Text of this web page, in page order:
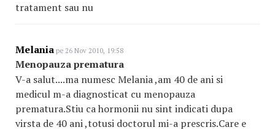
tratament sau nu
Melania pe 26 Nov 2010, 19:58
Menopauza prematura
V-a salut....ma numesc Melania ,am 40 de ani si
medicul m-a diagnosticat cu menopauza
prematura.Stiu ca hormonii nu sint indicati dupa
virsta de 40 ani ,totusi doctorul mi-a prescris.Care e